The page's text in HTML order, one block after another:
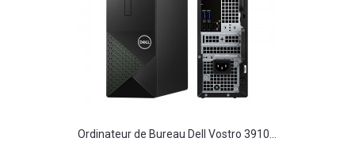
Ordinateur de Bureau Dell Vostro 3910...